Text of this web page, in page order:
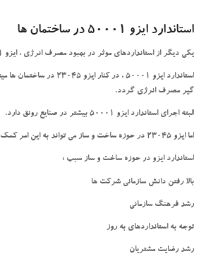
استاندارد ایزو
یکی دیگر از استانداردهای موثر در بهبود مصرف انرژی ، ایزو 50001 می باشد.
استاندارد ایزو 50001 ، در کنار
گیر مصرف انرژی گردد.
البته اجرای استاندارد ایزو 50001 بیشتر در صنایع رونق دارد.
اما ایزو 23045 در حوزه ساخت و ساز می تواند به این امر کمک کند.
استاندارد ایزو در حوزه ساخت و ساز سبب :
بالا رفتن دانش سازمانی شرکت ها
رشد فرهنگ سازمانی
توجه به استانداردهای به روز
رشد رضایت مشتریان